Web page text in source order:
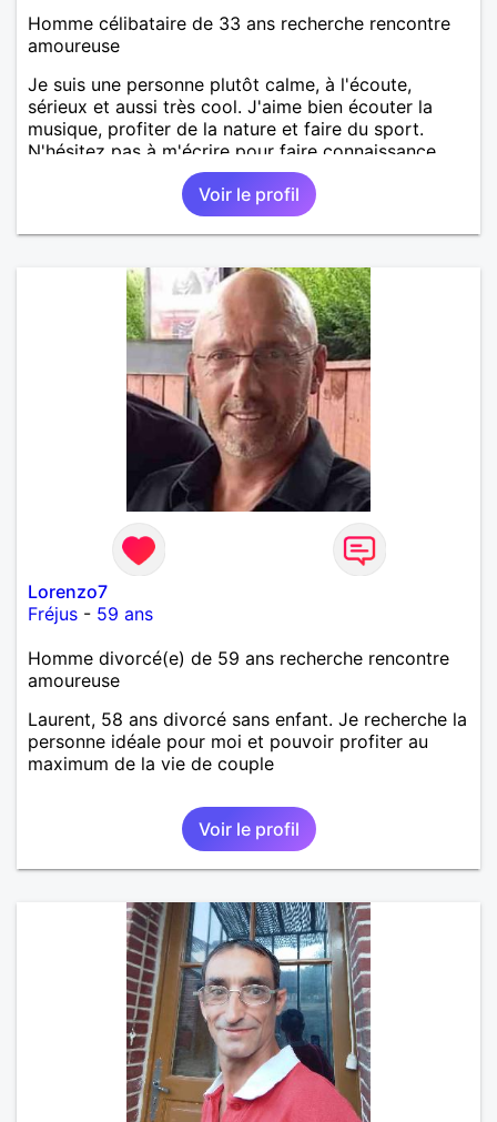
Homme célibataire de 33 ans recherche rencontre
amoureuse
Je suis une personne plutôt calme, à l'écoute,
sérieux et aussi très cool. J'aime bien écouter la
musique, profiter de la nature et faire du sport.
N'hésitez pas à m'écrire pour faire connaissance.
Voir le profil
Lorenzo7
Fréjus - 59 ans
Homme divorcé(e) de 59 ans recherche rencontre
amoureuse
Laurent, 58 ans divorcé sans enfant. Je recherche la
personne idéale pour moi et pouvoir profiter au
maximum de la vie de couple
Voir le profil